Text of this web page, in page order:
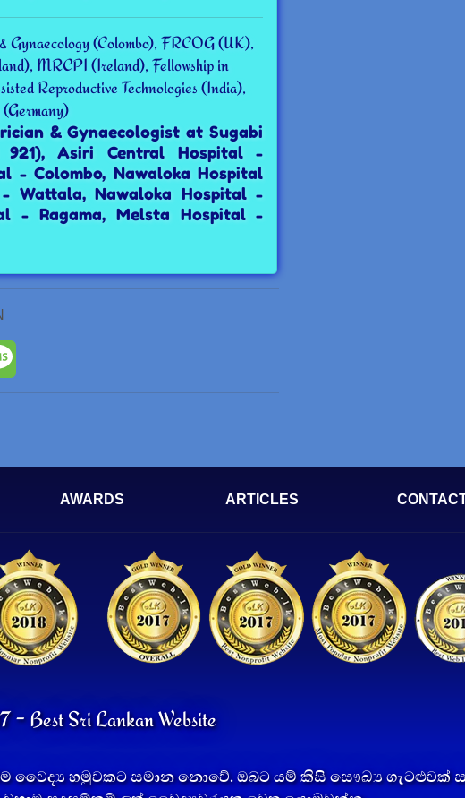
(Colombo), FRCOG (UK),
MRCPI (Ireland), Fellowship in
Reproductive Technologies (India),
& Gynaecologist at Sugabi
921), Asiri Central Hospital -
- Colombo, Nawaloka Hospital
- Wattala, Nawaloka Hospital -
- Ragama, Melsta Hospital -
Message
AWARDS ARTICLES
- Best Sri Lankan Website
වෛද්‍ය හමුවකට සමාන නොවේ. ඔබට යම් කිසි සෞඛ්‍ය ගැටළුවක්